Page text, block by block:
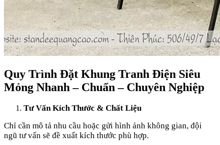
Quy Trình Đặt Khung Tranh Điện Siêu
Mỏng Nhanh – Chuẩn – Chuyên Nghiệp
Tư Vấn Kích Thước & Chất Liệu
Chỉ cần mô tả nhu cầu hoặc gửi hình ảnh không gian, đội
ngũ tư vấn sẽ đề xuất kích thước phù hợp.